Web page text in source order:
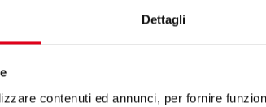
Dettagli
contenuti ed annunci, per fornire